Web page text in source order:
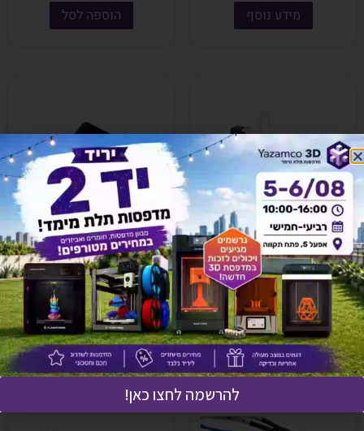
מידע נוסף הוספה לסל
לוחית מחסום דיזה צד שמאל
29
הוספה לסל
מברשת ניקוי דיזה C3
₪25
הוספה לסל
להרשמה לחצו כאן!